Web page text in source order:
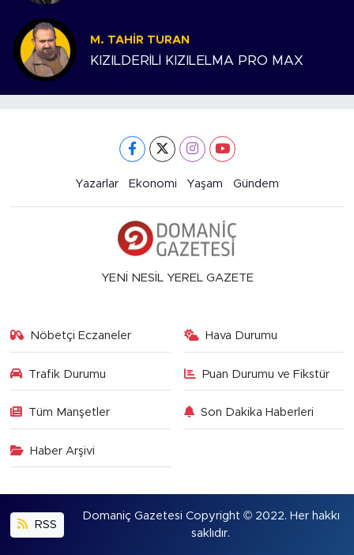
M. TAHIR TURAN
KIZILDERİLİ KIZILELMA PRO MAX
Yazarlar Ekonomi Yaşam Gündem
YENİ NESİL YEREL GAZETE
Nöbetçi Eczaneler Hava Durumu
Trafik Durumu Puan Durumu ve Fikstür
Tüm Manşetler Son Dakika Haberleri
Haber Arşivi
RSS
Domaniç Gazetesi Copyright © 2022. Her hakkı
saklıdır.